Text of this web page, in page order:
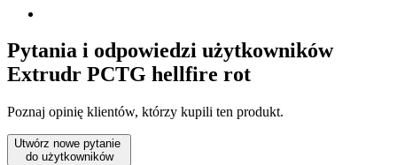
Pytania i odpowiedzi użytkowników
Extrudr PCTG hellfire rot
Poznaj opinię klientów, którzy kupili ten produkt.
Utwórz nowe pytanie
do użytkowników